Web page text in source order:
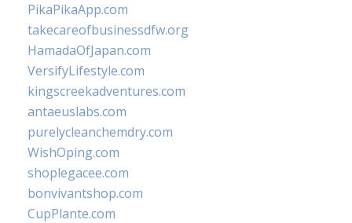
PikaPikaApp.com
takecareofbusinessdfw.org
HamadaOfJapan.com
VersifyLifestyle.com
kingscreekadventures.com
antaeuslabs.com
purelycleanchemdry.com
WishOping.com
shoplegacee.com
bonvivantshop.com
CupPlante.com